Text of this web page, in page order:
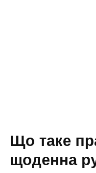
що таке правильна
щоденна